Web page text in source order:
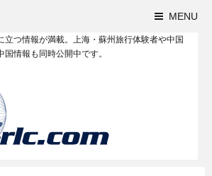
MENU
つ情報が満載。上海・蘇州旅行体験者や中国
情報も同時公開中です。